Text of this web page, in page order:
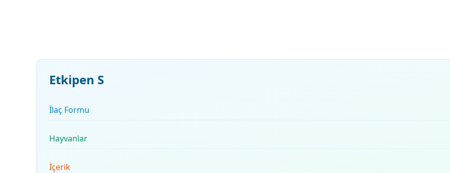
Etkipen S
İlaç Formu
Hayvanlar
İçerik